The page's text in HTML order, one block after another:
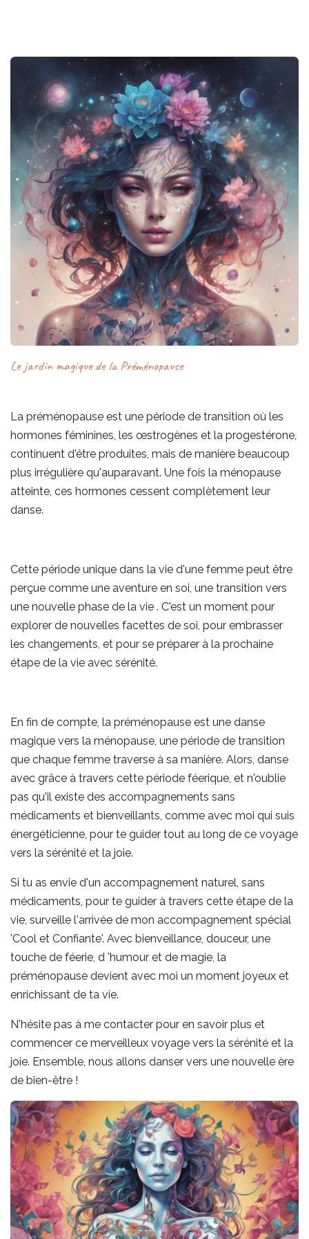
Le jardin magique de la Préménopause
La préménopause est une période de transition où les
hormones féminines, les œstrogènes et la progestérone,
continuent d'être produites, mais de manière beaucoup
plus irrégulière qu'auparavant. Une fois la ménopause
atteinte, ces hormones cessent complètement leur
danse.
Cette période unique dans la vie d'une femme peut être
perçue comme une aventure en soi, une transition vers
une nouvelle phase de la vie . C'est un moment pour
explorer de nouvelles facettes de soi, pour embrasser
les changements, et pour se préparer à la prochaine
étape de la vie avec sérénité.
En fin de compte, la préménopause est une danse
magique vers la ménopause, une période de transition
que chaque femme traverse à sa manière. Alors, danse
avec grâce à travers cette période féerique, et n'oublie
pas qu'il existe des accompagnements sans
médicaments et bienveillants, comme avec moi qui suis
énergéticienne, pour te guider tout au long de ce voyage
vers la sérénité et la joie.
Si tu as envie d'un accompagnement naturel, sans
médicaments, pour te guider à travers cette étape de la
vie, surveille l'arrivée de mon accompagnement spécial
'Cool et Confiante'. Avec bienveillance, douceur, une
touche de féerie, d 'humour et de magie, la
préménopause devient avec moi un moment joyeux et
enrichissant de ta vie.
N'hésite pas à me contacter pour en savoir plus et
commencer ce merveilleux voyage vers la sérénité et la
joie. Ensemble, nous allons danser vers une nouvelle ère
de bien-être !